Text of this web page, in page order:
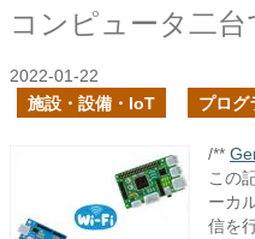
2022-01-22
施設・設備・IoT
プログ
/**
この
ーカ
信を